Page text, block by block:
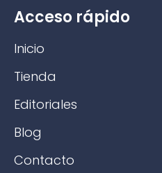
Acceso rápido
Inicio
Tienda
Editoriales
Blog
Contacto